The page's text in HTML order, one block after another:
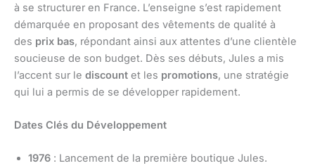
à se structurer en France. L’enseigne s’est rapidement
démarquée en proposant des vêtements de qualité à
des prix bas, répondant ainsi aux attentes d’une clientèle
soucieuse de son budget. Dès ses débuts, Jules a mis
l’accent sur le discount et les promotions, une stratégie
qui lui a permis de se développer rapidement.
Dates Clés du Développement
1976 : Lancement de la première boutique Jules.